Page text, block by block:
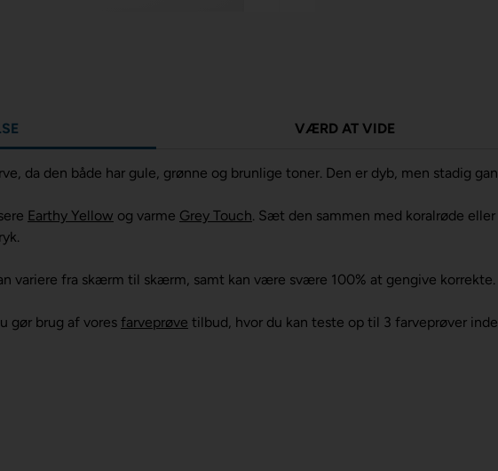
VÆRD AT VIDE
da den både har gule, grønne og brunlige toner. Den er dyb, men stadig
Earthy Yellow og varme Grey Touch. Sæt den sammen med koralrøde
variere fra skærm til skærm, samt kan være svære 100% at gengive korrekte.
gør brug af vores farveprøve tilbud, hvor du kan teste op til 3 farveprøver